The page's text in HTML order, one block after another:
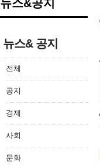
뉴스&공지
뉴스& 공지
전체
공지
경제
사회
문화